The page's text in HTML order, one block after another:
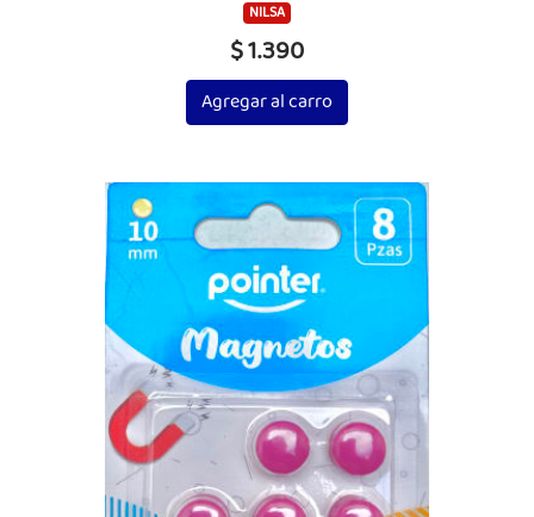
NILSA
$ 1.390
Agregar al carro